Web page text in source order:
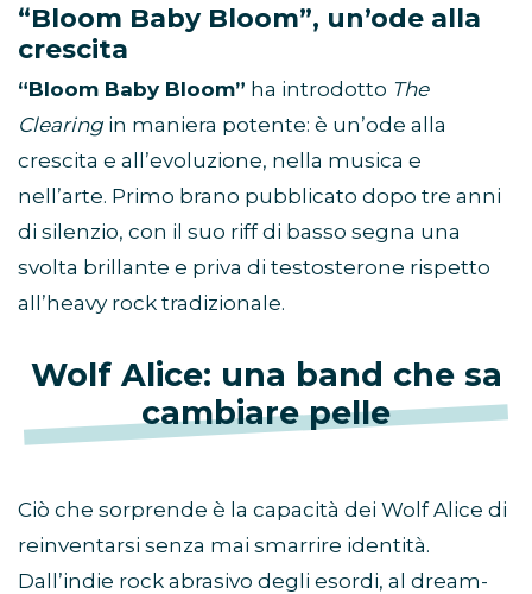
“Bloom Baby Bloom”, un’ode alla
crescita
“Bloom Baby Bloom” ha introdotto The
Clearing in maniera potente: è un’ode alla
crescita e all’evoluzione, nella musica e
nell’arte. Primo brano pubblicato dopo tre anni
di silenzio, con il suo riff di basso segna una
svolta brillante e priva di testosterone rispetto
all’heavy rock tradizionale.
Wolf Alice: una band che sa
cambiare pelle
Ciò che sorprende è la capacità dei Wolf Alice di
reinventarsi senza mai smarrire identità.
Dall’indie rock abrasivo degli esordi, al dream-